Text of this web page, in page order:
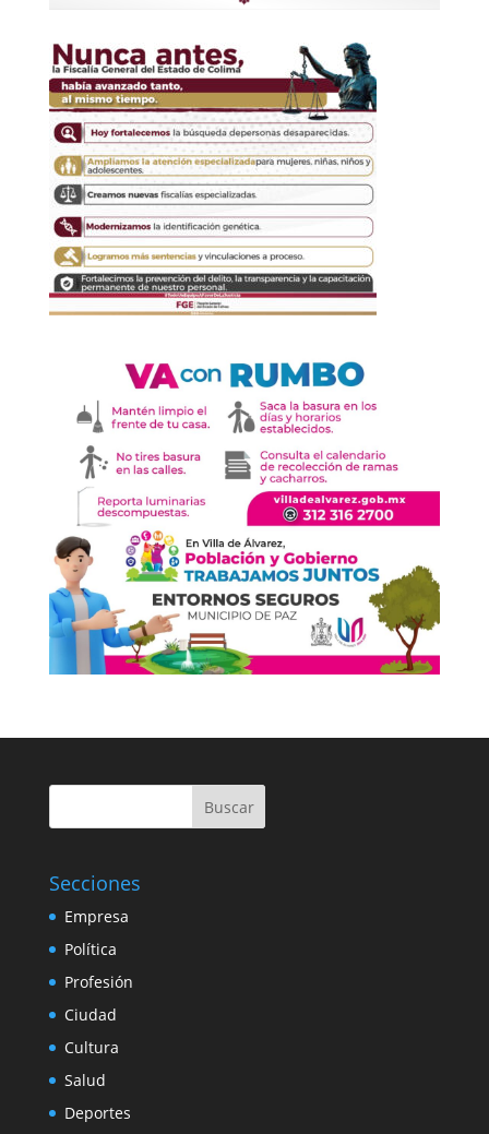
Buscar
Secciones
Empresa
Política
Profesión
Ciudad
Cultura
Salud
Deportes